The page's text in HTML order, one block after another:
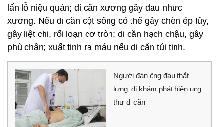
lấn lỗ niệu quản; di căn xương gây đau nhức
xương. Nếu di căn cột sống có thể gây chèn ép tủy,
gây liệt chi, rối loạn cơ tròn; di căn hạch chậu, gây
phù chân; xuất tinh ra máu nếu di căn túi tinh.
Người đàn ông đau thắt
lưng, đi khám phát hiện ung
thư di căn